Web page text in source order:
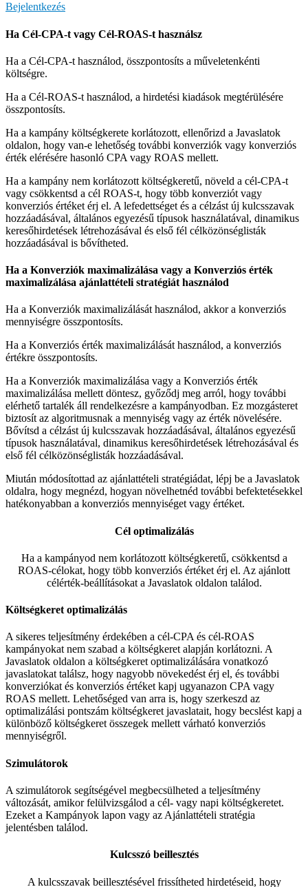
Bejelentkezés
Ha Cél-CPA-t vagy Cél-ROAS-t használsz
Ha a Cél-CPA-t használod, összpontosíts a műveletenkénti
költségre.
Ha a Cél-ROAS-t használod, a hirdetési kiadások megtérülésére
összpontosíts.
Ha a kampány költségkerete korlátozott, ellenőrizd a Javaslatok
oldalon, hogy van-e lehetőség további konverziók vagy konverziós
érték elérésére hasonló CPA vagy ROAS mellett.
Ha a kampány nem korlátozott költségkeretű, növeld a cél-CPA-t
vagy csökkentsd a cél ROAS-t, hogy több konverziót vagy
konverziós értéket érj el. A lefedettséget és a célzást új kulcsszavak
hozzáadásával, általános egyezésű típusok használatával, dinamikus
keresőhirdetések létrehozásával és első fél célközönséglisták
hozzáadásával is bővítheted.
Ha a Konverziók maximalizálása vagy a Konverziós érték
maximalizálása ajánlattételi stratégiát használod
Ha a Konverziók maximalizálását használod, akkor a konverziós
mennyiségre összpontosíts.
Ha a Konverziós érték maximalizálását használod, a konverziós
értékre összpontosíts.
Ha a Konverziók maximalizálása vagy a Konverziós érték
maximalizálása mellett döntesz, győződj meg arról, hogy további
elérhető tartalék áll rendelkezésre a kampányodban. Ez mozgásteret
biztosít az algoritmusnak a mennyiség vagy az érték növelésére.
Bővítsd a célzást új kulcsszavak hozzáadásával, általános egyezésű
típusok használatával, dinamikus keresőhirdetések létrehozásával és
első fél célközönséglisták hozzáadásával.
Miután módosítottad az ajánlattételi stratégiádat, lépj be a Javaslatok
oldalra, hogy megnézd, hogyan növelhetnéd további befektetésekkel
hatékonyabban a konverziós mennyiséget vagy értéket.
Cél optimalizálás
Ha a kampányod nem korlátozott költségkeretű, csökkentsd a
ROAS-célokat, hogy több konverziós értéket érj el. Az ajánlott
célérték-beállításokat a Javaslatok oldalon találod.
Költségkeret optimalizálás
A sikeres teljesítmény érdekében a cél-CPA és cél-ROAS
kampányokat nem szabad a költségkeret alapján korlátozni. A
Javaslatok oldalon a költségkeret optimalizálására vonatkozó
javaslatokat találsz, hogy nagyobb növekedést érj el, és további
konverziókat és konverziós értéket kapj ugyanazon CPA vagy
ROAS mellett. Lehetőséged van arra is, hogy szerkeszd az
optimalizálási pontszám költségkeret javaslatait, hogy becslést kapj a
különböző költségkeret összegek mellett várható konverziós
mennyiségről.
Szimulátorok
A szimulátorok segítségével megbecsülheted a teljesítmény
változását, amikor felülvizsgálod a cél- vagy napi költségkeretet.
Ezeket a Kampányok lapon vagy az Ajánlattételi stratégia
jelentésben találod.
Kulcsszó beillesztés
A kulcsszavak beillesztésével frissítheted hirdetéseid, hogy